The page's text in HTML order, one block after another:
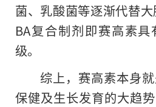
菌、乳酸菌等逐渐代替
BA复合制剂即赛高素
级。
综上，赛高素本身
保健及生长发育的大趋